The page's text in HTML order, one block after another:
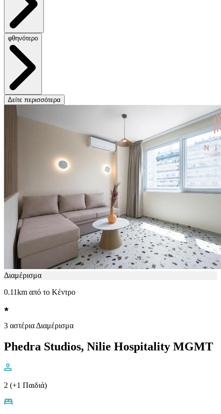
φθηνότερο
Δείτε περισσότερα
Διαμέρισμα
0.11km από το Κέντρο
3 αστέρια Διαμέρισμα
Phedra Studios, Nilie Hospitality MGMT
2 (+1 Παιδιά)